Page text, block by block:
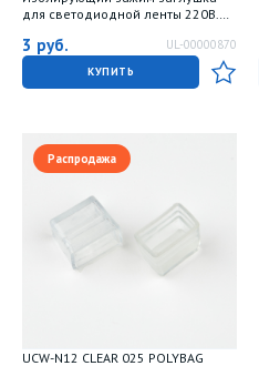
для светодиодной ленты 220В.
штук в пакете. TM Uniel
3 руб. UL-00000870
КУПИТЬ
Распродажа
UCW-N12 CLEAR 025 POLYBAG